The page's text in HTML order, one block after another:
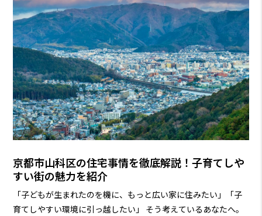
京都市山科区の住宅事情を徹底解説！子育てしや
すい街の魅力を紹介
「子どもが生まれたのを機に、もっと広い家に住みたい」「子
育てしやすい環境に引っ越したい」
そう考えているあなたへ。